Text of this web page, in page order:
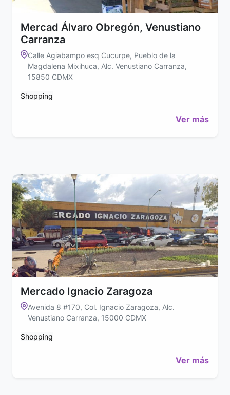
Mercad Álvaro Obregón, Venustiano
Carranza
Calle Agiabampo esq Cucurpe, Pueblo de la
Magdalena Mixihuca, Alc. Venustiano Carranza,
15850 CDMX
Shopping
Ver más
Mercado Ignacio Zaragoza
Avenida 8 #170, Col. Ignacio Zaragoza, Alc.
Venustiano Carranza, 15000 CDMX
Shopping
Ver más